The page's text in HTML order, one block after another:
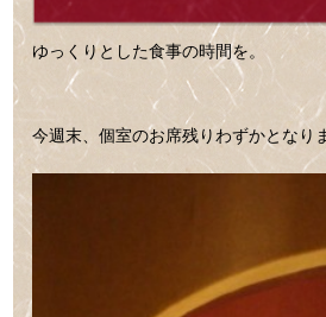
ゆっくりとした食事の時間を。
今週末、個室のお席残りわずかとなり